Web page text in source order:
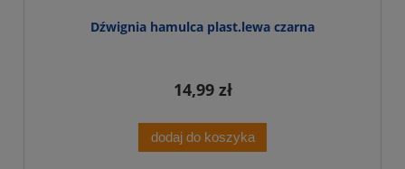
Dźwignia hamulca plast.lewa czarna
14,99 zł
dodaj do koszyka